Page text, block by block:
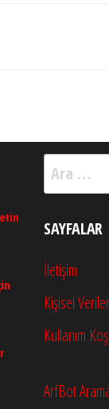
Arama:
SAYFALAR
İletişim
Kişisel
Kullanım
ArfBot